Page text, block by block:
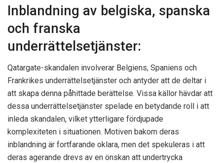
Inblandning av belgiska, spanska
och franska
underrättelsetjänster:
Qatargate-skandalen involverar Belgiens, Spaniens och
Frankrikes underrättelsetjänster och antyder att de deltar i
att skapa denna påhittade berättelse. Vissa källor hävdar att
dessa underrättelsetjänster spelade en betydande roll i att
inleda skandalen, vilket ytterligare fördjupade
komplexiteten i situationen. Motiven bakom deras
inblandning är fortfarande oklara, men det spekuleras i att
deras agerande drevs av en önskan att undertrycka